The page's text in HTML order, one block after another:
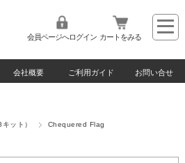
会員ページへログイン カートをみる
会社概要 ご利用ガイド お問い合せ
ット） Chequered Flag